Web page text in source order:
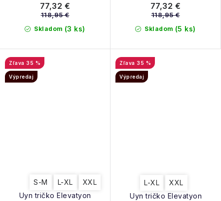
Skladom (3 ks)
77,32 €
118,95 €
Skladom (5 ks)
77,32 €
118,95 €
Uyn tričko Elevatyon
35 %
Výpredaj
S-M L-XL XXL
Uyn tričko Elevatyon
35 %
Výpredaj
L-XL XXL